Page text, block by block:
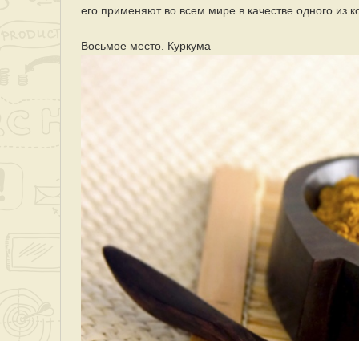
его применяют во всем мире в качестве одного из
Восьмое место. Куркума